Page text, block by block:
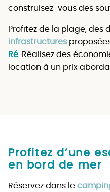
construisez-vous des
Profitez de la plage, des
infrastructures
Ré . Réalisez des
location à un prix
Profitez d’une
en bord de mer
Réservez dans le